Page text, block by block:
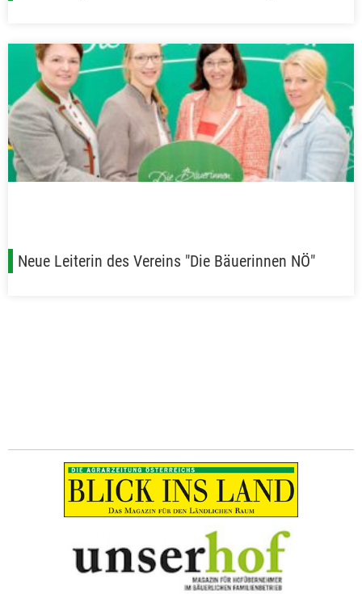
Neue Leiterin des Vereins "Die Bäuerinnen NÖ"